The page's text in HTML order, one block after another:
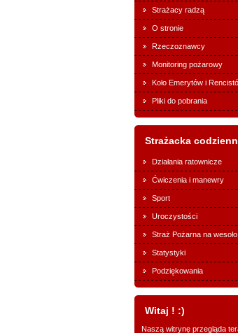
Strażacy radzą
O stronie
Rzeczoznawcy
Monitoring pożarowy
Koło Emerytów i
Pliki do pobrania
Strażacka
Działania ratownicze
Ćwiczenia i manewry
Sport
Uroczystości
Straż Pożarna na wesoło
Statystyki
Podziękowania
Witaj ! :)
Naszą witrynę przegląda